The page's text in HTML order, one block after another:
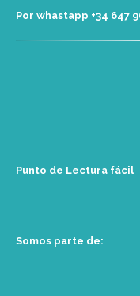
Por whastapp +34 ‭647
Punto de Lectura fácil
Somos parte de: